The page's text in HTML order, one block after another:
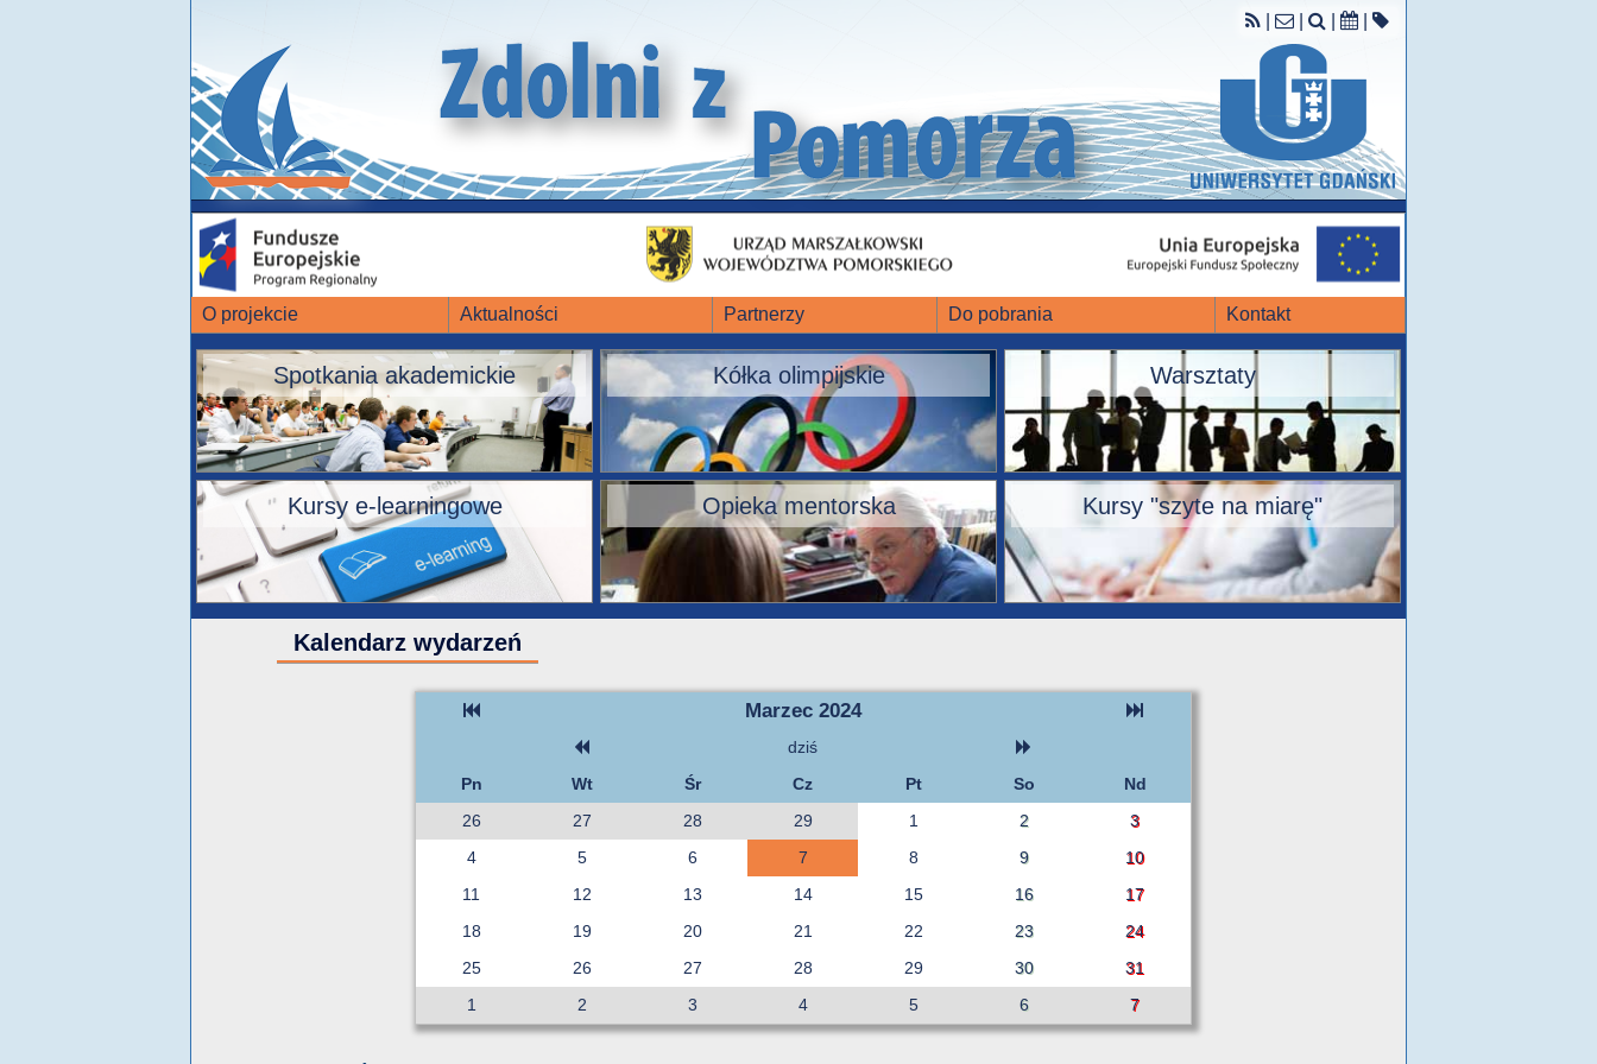
O projekcie Aktualności Partnerzy Do pobrania Kontakt
Spotkania akademickie Kółka olimpijskie Warsztaty
Kursy e-learningowe Opieka mentorska Kursy "szyte na miarę"
Kalendarz wydarzeń
Marzec 2024
dziś
Pn
Wt Śr Cz Pt So
Nd
26
27 28 29 1 2
3
4
5 6 7 8 9
10
11
12 13 14 15 16
17
18
19 20 21 22 23
24
25
26 27 28 29 30
31
1
2 3 4 5 6 7